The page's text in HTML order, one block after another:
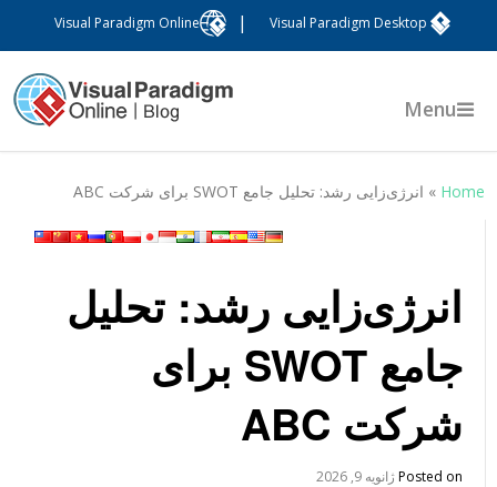
Visual Paradigm Desktop
Visual Paradigm Online
Menu
Home
» انرژی‌زایی رشد: تحلیل جامع SWOT برای شرکت ABC
انرژی‌زایی رشد: تحلیل
جامع SWOT برای
شرکت ABC
Posted onژانویه 9, 2026